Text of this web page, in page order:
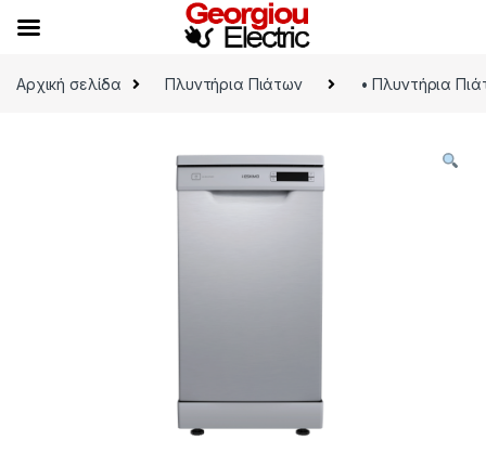
Αρχική σελίδα
Πλυντήρια Πιάτων • Πλυντήρια